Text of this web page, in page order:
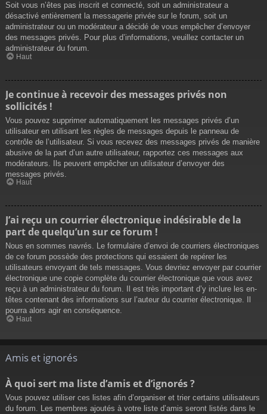
Soit vous n’êtes pas inscrit et connecté, soit un administrateur a
désactivé entièrement la messagerie privée sur le forum, soit un
administrateur ou un modérateur a décidé de vous empêcher d’envoyer
des messages privés. Pour plus d’informations, veuillez contacter un
administrateur du forum.
Haut
Je continue à recevoir des messages privés non
sollicités !
Vous pouvez supprimer automatiquement les messages privés d’un
utilisateur en utilisant les règles de messages depuis le panneau de
contrôle de l’utilisateur. Si vous recevez des messages privés de manière
abusive de la part d’un autre utilisateur, rapportez ces messages aux
modérateurs. Ils peuvent empêcher un utilisateur d’envoyer des
messages privés.
Haut
J’ai reçu un courrier électronique indésirable de la
part de quelqu’un sur ce forum !
Nous en sommes navrés. Le formulaire d’envoi de courriers électroniques
de ce forum possède des protections qui essaient de repérer les
utilisateurs envoyant de tels messages. Vous devriez envoyer par courrier
électronique une copie complète du courrier électronique que vous avez
reçu à un administrateur du forum. Il est très important d’y inclure les en-
têtes contenant des informations sur l’auteur du courrier électronique. Il
pourra alors agir en conséquence.
Haut
Amis et ignorés
À quoi sert ma liste d’amis et d’ignorés ?
Vous pouvez utiliser ces listes afin d’organiser et trier certains utilisateurs
du forum. Les membres ajoutés à votre liste d’amis seront listés dans le